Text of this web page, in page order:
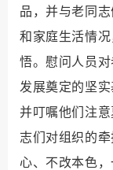
品，并与老同
和家庭生活情
悟。慰问人员
发展奠定的坚
并叮嘱他们注
志们对组织的
心、不改本色